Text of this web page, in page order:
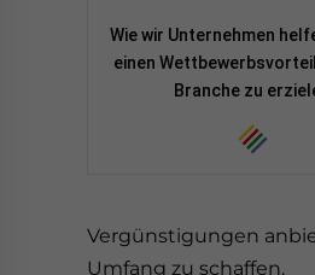
Wie wir Unternehmen
einen
Branche zu
Vergünstigungen
Umfang zu schaffen.